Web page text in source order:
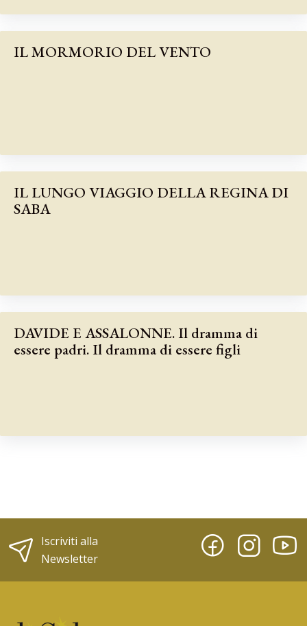
IL MORMORIO DEL VENTO
IL LUNGO VIAGGIO DELLA REGINA DI
SABA
DAVIDE E ASSALONNE. Il dramma di
essere padri. Il dramma di essere figli
Iscriviti alla
Newsletter